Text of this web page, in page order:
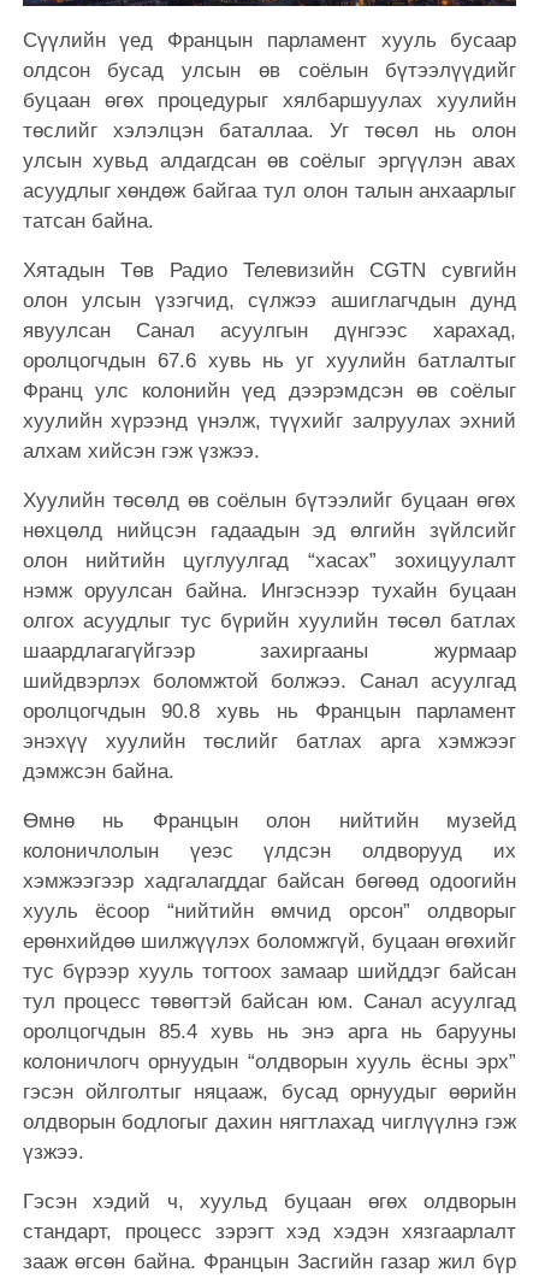
Сүүлийн үед Францын парламент хууль бусаар
олдсон бусад улсын өв соёлын бүтээлүүдийг
буцаан өгөх процедурыг хялбаршуулах хуулийн
төслийг хэлэлцэн баталлаа. Уг төсөл нь олон
улсын хувьд алдагдсан өв соёлыг эргүүлэн авах
асуудлыг хөндөж байгаа тул олон талын анхаарлыг
татсан байна.
Хятадын Төв Радио Телевизийн CGTN сувгийн
олон улсын үзэгчид, сүлжээ ашиглагчдын дунд
явуулсан Санал асуулгын дүнгээс харахад,
оролцогчдын 67.6 хувь нь уг хуулийн батлалтыг
Франц улс колонийн үед дээрэмдсэн өв соёлыг
хуулийн хүрээнд үнэлж, түүхийг залруулах эхний
алхам хийсэн гэж үзжээ.
Хуулийн төсөлд өв соёлын бүтээлийг буцаан өгөх
нөхцөлд нийцсэн гадаадын эд өлгийн зүйлсийг
олон нийтийн цуглуулгад “хасах” зохицуулалт
нэмж оруулсан байна. Ингэснээр тухайн буцаан
олгох асуудлыг тус бүрийн хуулийн төсөл батлах
шаардлагагүйгээр захиргааны журмаар
шийдвэрлэх боломжтой болжээ. Санал асуулгад
оролцогчдын 90.8 хувь нь Францын парламент
энэхүү хуулийн төслийг батлах арга хэмжээг
дэмжсэн байна.
Өмнө нь Францын олон нийтийн музейд
колоничлолын үеэс үлдсэн олдворууд их
хэмжээгээр хадгалагддаг байсан бөгөөд одоогийн
хууль ёсоор “нийтийн өмчид орсон” олдворыг
ерөнхийдөө шилжүүлэх боломжгүй, буцаан өгөхийг
тус бүрээр хууль тогтоох замаар шийддэг байсан
тул процесс төвөгтэй байсан юм. Санал асуулгад
оролцогчдын 85.4 хувь нь энэ арга нь барууны
колоничлогч орнуудын “олдворын хууль ёсны эрх”
гэсэн ойлголтыг няцааж, бусад орнуудыг өөрийн
олдворын бодлогыг дахин нягтлахад чиглүүлнэ гэж
үзжээ.
Гэсэн хэдий ч, хуульд буцаан өгөх олдворын
стандарт, процесс зэрэгт хэд хэдэн хязгаарлалт
зааж өгсөн байна. Францын Засгийн газар жил бүр